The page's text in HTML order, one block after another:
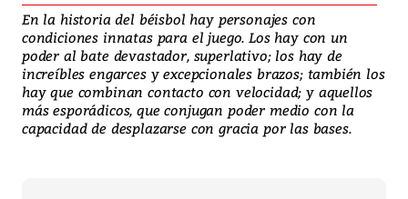
En la historia del béisbol hay personajes con
condiciones innatas para el juego. Los hay con un
poder al bate devastador, superlativo; los hay de
increíbles engarces y excepcionales brazos; también los
hay que combinan contacto con velocidad; y aquellos
más esporádicos, que conjugan poder medio con la
capacidad de desplazarse con gracia por las bases.